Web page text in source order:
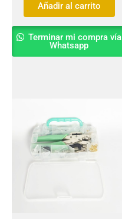
Añadir al carrito
Terminar mi compra vía
Whatsapp